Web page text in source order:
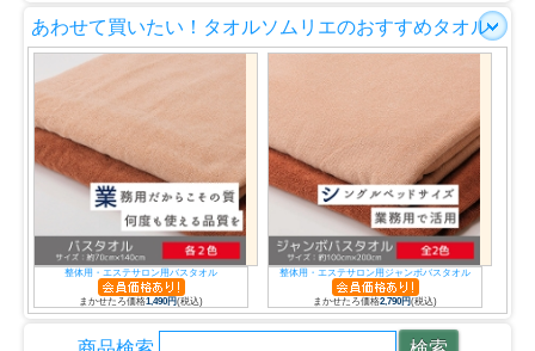
あわせて買いたい！タオルソムリエのおすすめタオル
整体用・エステサロン用バスタオル
まかせたろ価格1,490円(税込)
整体用・エステサロン用ジャンボバスタオル
まかせたろ価格2,790円(税込)